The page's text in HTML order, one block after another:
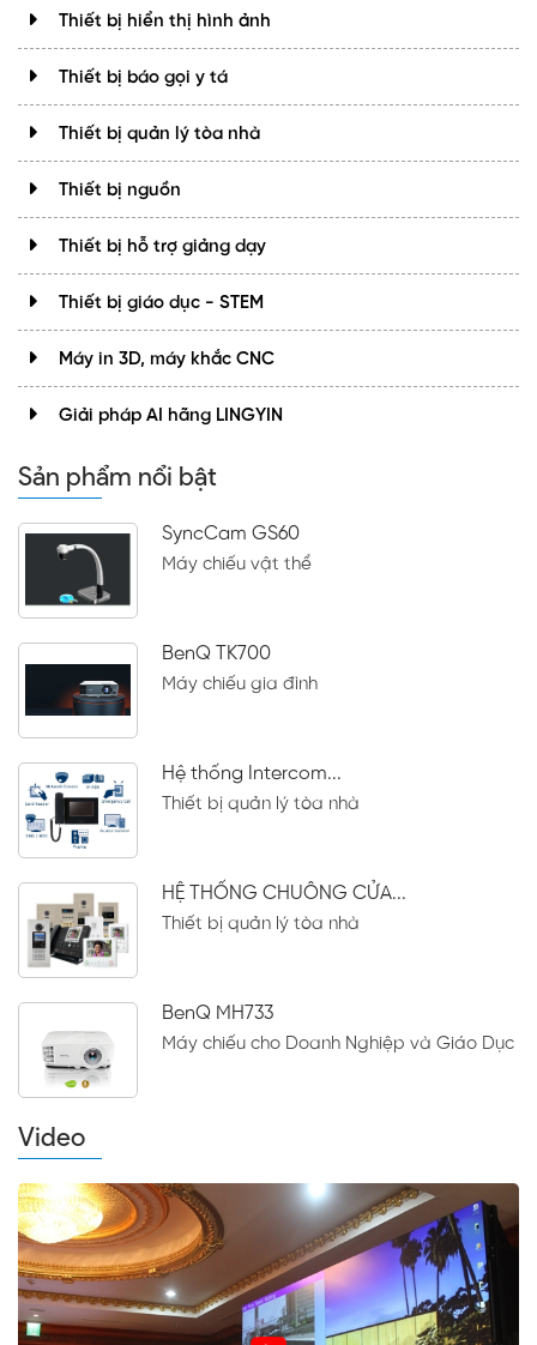
Thiết bị hiển thị hình ảnh
Thiết bị báo gọi y tá
Thiết bị quản lý tòa nhà
Thiết bị nguồn
Thiết bị hỗ trợ giảng dạy
Thiết bị giáo dục - STEM
Máy in 3D, máy khắc CNC
Giải pháp AI hãng LINGYIN
Sản phẩm nổi bật
SyncCam GS60
Máy chiếu vật thể
BenQ TK700
Máy chiếu gia đình
Hệ thống Intercom...
Thiết bị quản lý tòa nhà
HỆ THỐNG CHUÔNG CỬA...
Thiết bị quản lý tòa nhà
BenQ MH733
Máy chiếu cho Doanh Nghiệp và Giáo Dục
Video